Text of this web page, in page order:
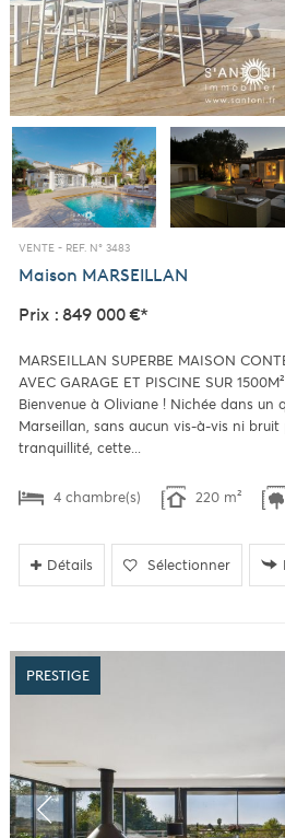
VENTE - REF. N° 3483
Maison MARSEILLAN
Prix : 849 000 €*
MARSEILLAN SUPERBE MAISON
AVEC GARAGE ET PISCINE SUR
Bienvenue à Oliviane ! Nichée dans un
Marseillan, sans aucun vis-à-vis ni
tranquillité, cette...
4 chambre(s) 220 m²
Détails Sélectionner
PRESTIGE